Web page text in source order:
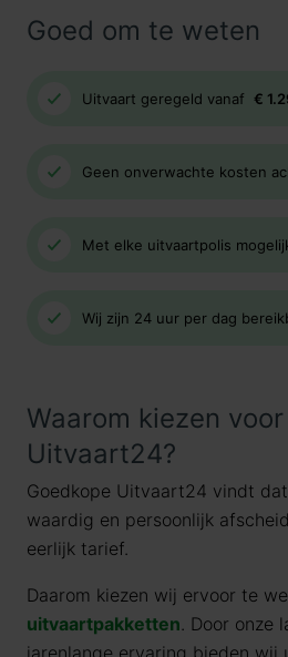
Goed om te weten
Uitvaart geregeld vanaf €
Geen onverwachte kosten
Met elke uitvaartpolis
Wij zijn 24 uur per dag
Waarom kiezen
Uitvaart24?
Goedkope Uitvaart24 vindt
waardig en persoonlijk
eerlijk tarief.
Daarom kiezen wij ervoor te
uitvaartpakketten. Door onze
jarenlange ervaring bieden wij